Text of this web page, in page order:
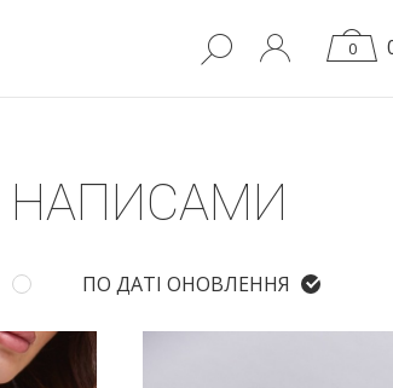
0
НАПИСАМИ
ПО ДАТІ ОНОВЛЕННЯ